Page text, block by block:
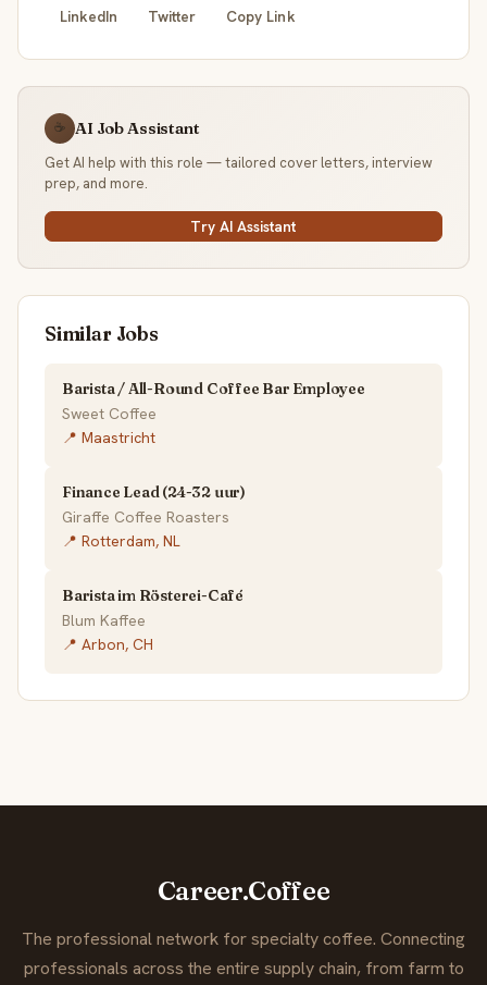
LinkedIn Twitter Copy Link
☕ AI Job Assistant
Get AI help with this role — tailored cover letters, interview
prep, and more.
Try AI Assistant
Similar Jobs
Barista / All-Round Coffee Bar Employee
Sweet Coffee
📍 Maastricht
Finance Lead (24-32 uur)
Giraffe Coffee Roasters
📍 Rotterdam, NL
Barista im Rösterei-Café
Blum Kaffee
📍 Arbon, CH
Career.Coffee
The professional network for specialty coffee. Connecting
professionals across the entire supply chain, from farm to